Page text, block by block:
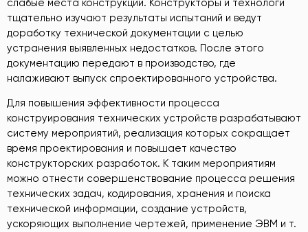
слабые места конструкции. Конструкторы и технологи
тщательно изучают результаты испытаний и ведут
доработку технической документации с целью
устранения выявленных недостатков. После этого
документацию передают в производство, где
налаживают выпуск спроектированного устройства.
Для повышения эффективности процесса
конструирования технических устройств разрабатывают
систему мероприятий, реализация которых сокращает
время проектирования и повышает качество
конструкторских разработок. К таким мероприятиям
можно отнести совершенствование процесса решения
технических задач, кодирования, хранения и поиска
технической информации, создание устройств,
ускоряющих выполнение чертежей, применение ЭВМ и т.